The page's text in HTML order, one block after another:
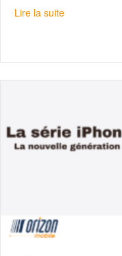
Lire la suiteabout